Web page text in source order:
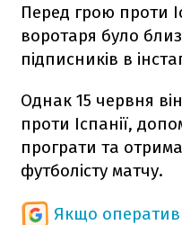
Перед грою проти
воротаря було
підписників в
Однак 15 червня він
проти Іспанії,
програти та
футболісту матчу.
Якщо